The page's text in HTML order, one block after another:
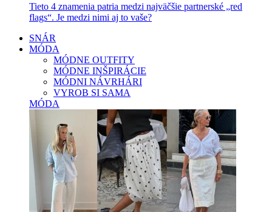
Tieto 4 znamenia patria medzi najväčšie partnerské „red
flags“. Je medzi nimi aj to vaše?
SNÁR
MÓDA
MÓDNE OUTFITY
MÓDNE INŠPIRÁCIE
MÓDNI NÁVRHÁRI
VYROB SI SAMA
MÓDA